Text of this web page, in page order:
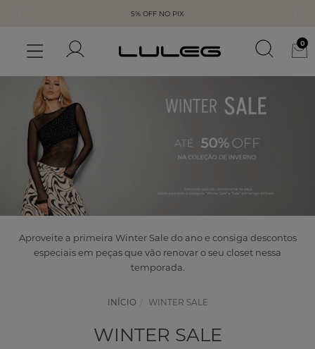
5% OFF NO PIX
0
Aproveite a primeira Winter Sale do ano e consiga descontos
especiais em peças que vão renovar o seu closet nessa
temporada.
INÍCIO WINTER SALE
WINTER SALE